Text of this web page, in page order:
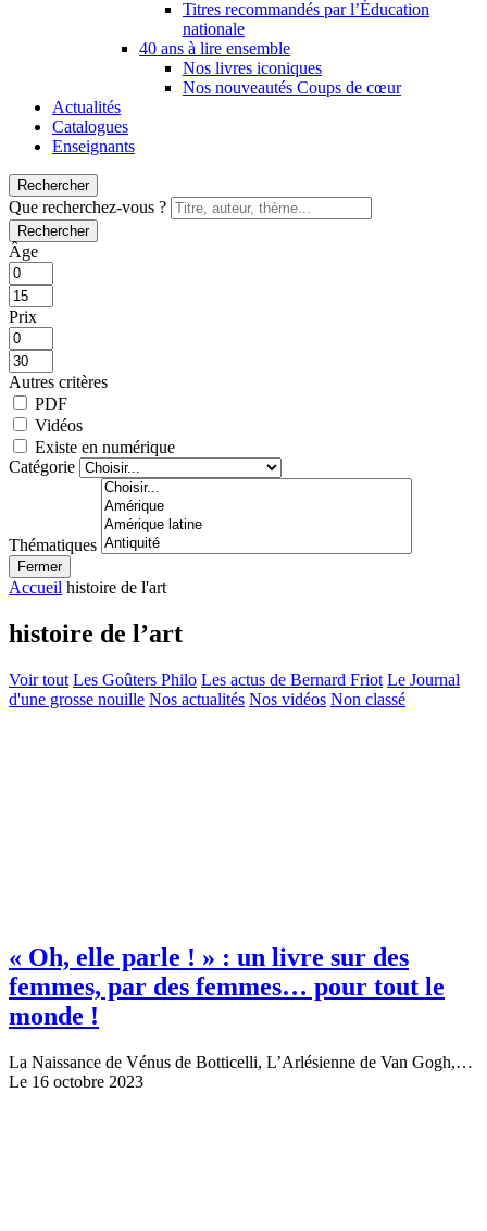
Titres recommandés par l’Éducation
nationale
40 ans à lire ensemble
Nos livres iconiques
Nos nouveautés Coups de cœur
Actualités
Catalogues
Enseignants
Rechercher
Que recherchez-vous ?
Rechercher
Âge
Prix
Autres critères
PDF
Vidéos
Existe en numérique
Catégorie
Thématiques
Fermer
Accueil histoire de l'art
histoire de l’art
Voir tout Les Goûters Philo Les actus de Bernard Friot Le Journal
d'une grosse nouille Nos actualités Nos vidéos Non classé
« Oh, elle parle ! » : un livre sur des
femmes, par des femmes… pour tout le
monde !
La Naissance de Vénus de Botticelli, L’Arlésienne de Van Gogh,…
Le 16 octobre 2023